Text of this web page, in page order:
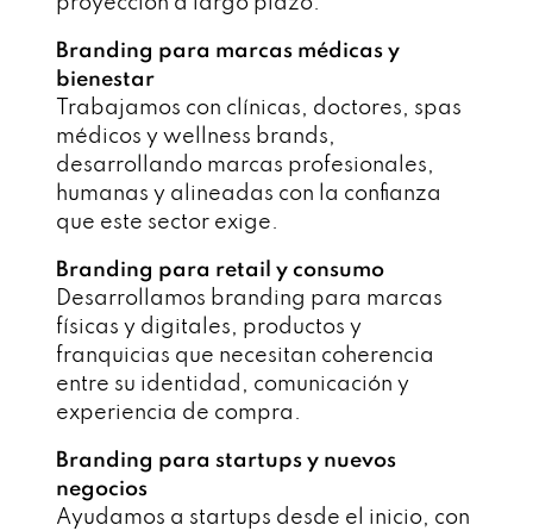
Branding para marcas médicas y
bienestar
Trabajamos con clínicas, doctores, spas
médicos y wellness brands,
desarrollando marcas profesionales,
humanas y alineadas con la confianza
que este sector exige.
Branding para retail y consumo
Desarrollamos branding para marcas
físicas y digitales, productos y
franquicias que necesitan coherencia
entre su identidad, comunicación y
experiencia de compra.
Branding para startups y nuevos
negocios
Ayudamos a startups desde el inicio, con